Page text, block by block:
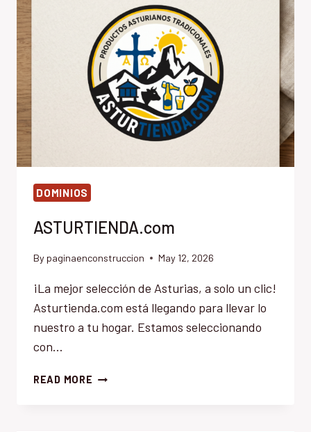
DOMINIOS
ASTURTIENDA.com
By paginaenconstruccion May 12, 2026
¡La mejor selección de Asturias, a solo un clic!
Asturtienda.com está llegando para llevar lo
nuestro a tu hogar. Estamos seleccionando
con…
READ MORE ASTURTIENDA.COM